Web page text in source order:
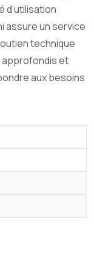
assure un service
technique
et
aux besoins